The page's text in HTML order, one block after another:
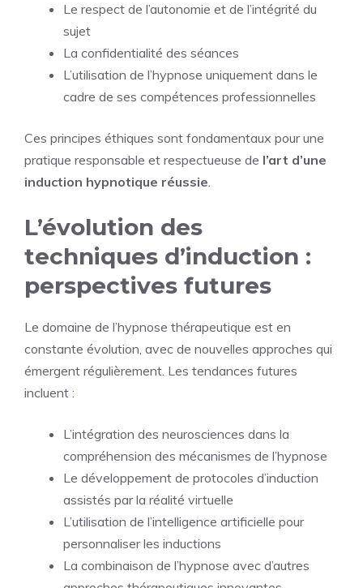
Le respect de l’autonomie et de l’intégrité du
sujet
La confidentialité des séances
L’utilisation de l’hypnose uniquement dans le
cadre de ses compétences professionnelles
Ces principes éthiques sont fondamentaux pour une
pratique responsable et respectueuse de l’art d’une
induction hypnotique réussie.
L’évolution des
techniques d’induction :
perspectives futures
Le domaine de l’hypnose thérapeutique est en
constante évolution, avec de nouvelles approches qui
émergent régulièrement. Les tendances futures
incluent :
L’intégration des neurosciences dans la
compréhension des mécanismes de l’hypnose
Le développement de protocoles d’induction
assistés par la réalité virtuelle
L’utilisation de l’intelligence artificielle pour
personnaliser les inductions
La combinaison de l’hypnose avec d’autres